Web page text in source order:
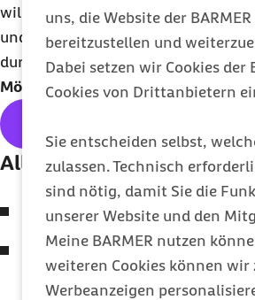
uns, die Website der
bereitzustellen und
Dabei setzen wir Cookies der
Cookies von Drittanbietern
Sie entscheiden selbst,
zulassen. Technisch
sind nötig, damit Sie die
unserer Website und den
Meine BARMER nutzen
weiteren Cookies können wir
Werbeanzeigen
will, kann auch nach Rezepten ohne
und vor allem darauf achten, dass
durchgebacken ist."
Möchten Sie unserenNewsletter
Alle Themen der Ausgabe:
Was tun bei Überlastung im
Unfall und Todesfall: Wie Sie
Lebenslagen die Psyche